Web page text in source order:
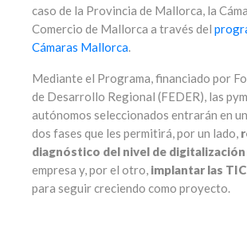
caso de la Provincia de Mallorca, la
Comercio de Mallorca a través del
Cámaras Mallorca.
Mediante el Programa, financiado por
de Desarrollo Regional (FEDER), las
autónomos seleccionados entrarán en
dos fases que les permitirá, por un lado,
diagnóstico del nivel de digitalización
empresa y, por el otro, implantar las
para seguir creciendo como proyecto.